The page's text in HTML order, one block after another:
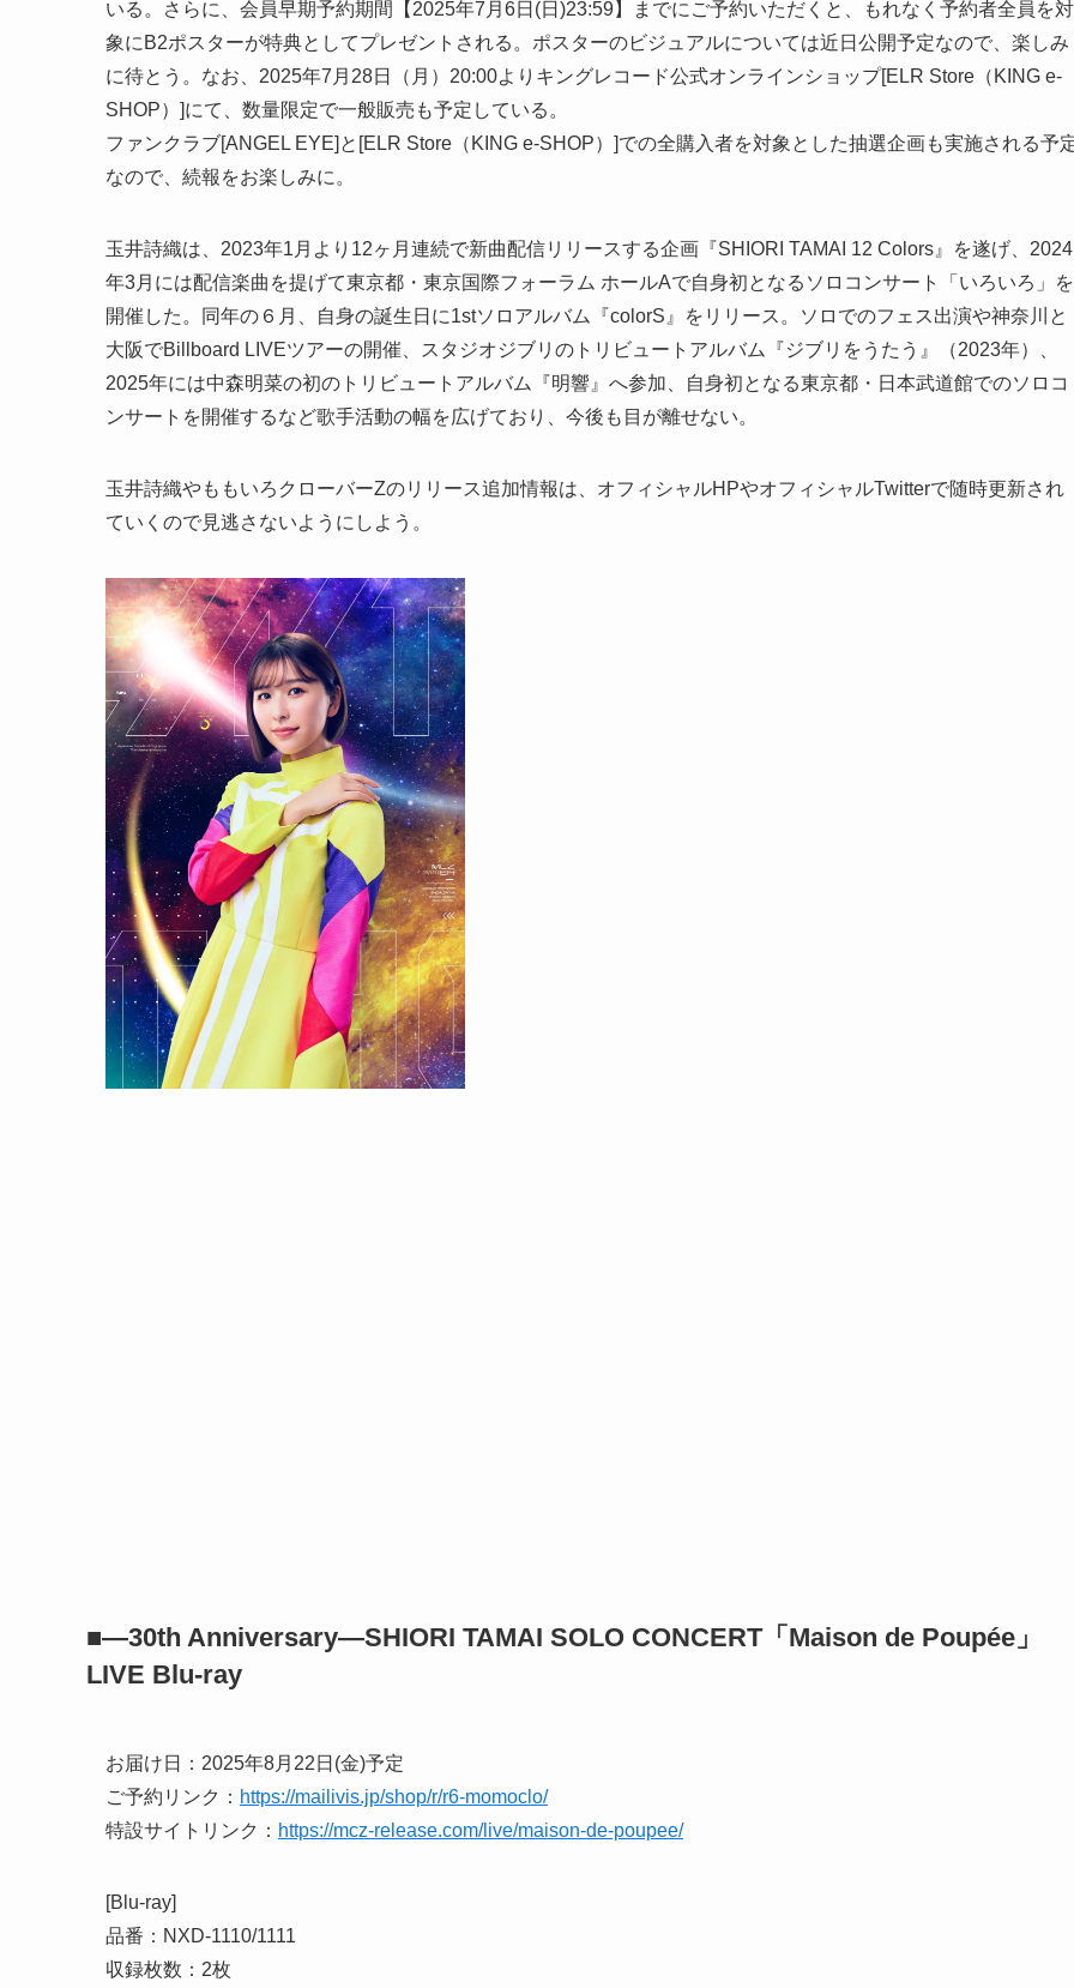
いる。さらに、会員早期予約期間【2025年7月6日(日)23:59】までにご予約いただくと、もれなく予約者全員を対
象にB2ポスターが特典としてプレゼントされる。ポスターのビジュアルについては近日公開予定なので、楽しみ
に待とう。なお、2025年7月28日（月）20:00よりキングレコード公式オンラインショップ[ELR Store（KING e-
SHOP）]にて、数量限定で一般販売も予定している。
ファンクラブ[ANGEL EYE]と[ELR Store（KING e-SHOP）]での全購入者を対象とした抽選企画も実施される予
なので、続報をお楽しみに。
玉井詩織は、2023年1月より12ヶ月連続で新曲配信リリースする企画『SHIORI TAMAI 12 Colors』を遂げ、2024
年3月には配信楽曲を提げて東京都・東京国際フォーラム ホールAで自身初となるソロコンサート「いろいろ」を
開催した。同年の６月、自身の誕生日に1stソロアルバム『colorS』をリリース。ソロでのフェス出演や神奈川と
大阪でBillboard LIVEツアーの開催、スタジオジブリのトリビュートアルバム『ジブリをうたう』（2023年）、
2025年には中森明菜の初のトリビュートアルバム『明響』へ参加、自身初となる東京都・日本武道館でのソロコ
ンサートを開催するなど歌手活動の幅を広げており、今後も目が離せない。
玉井詩織やももいろクローバーZのリリース追加情報は、オフィシャルHPやオフィシャルTwitterで随時更新され
ていくので見逃さないようにしよう。
■―30th Anniversary―SHIORI TAMAI SOLO CONCERT「Maison de Poupée」
LIVE Blu-ray
お届け日：2025年8月22日(金)予定
ご予約リンク： https://mailivis.jp/shop/r/r6-momoclo/
特設サイトリンク： https://mcz-release.com/live/maison-de-poupee/
[Blu-ray]
品番：NXD-1110/1111
収録枚数：2枚